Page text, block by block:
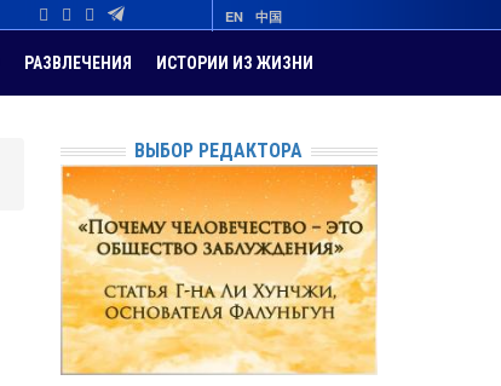
EN 中国
РАЗВЛЕЧЕНИЯ ИСТОРИИ ИЗ ЖИЗНИ
ВЫБОР РЕДАКТОРА